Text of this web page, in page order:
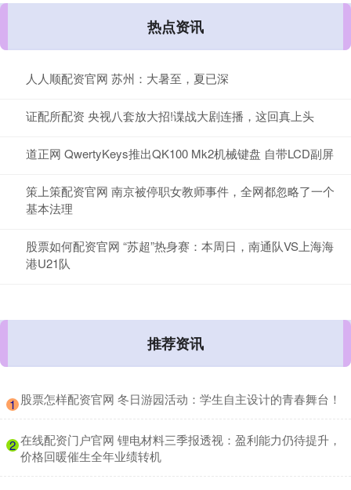
热点资讯
人人顺配资官网 苏州：大暑至，夏已深
证配所配资 央视八套放大招!谍战大剧连播，这回真上头
道正网 QwertyKeys推出QK100 Mk2机械键盘 自带LCD副屏
策上策配资官网 南京被停职女教师事件，全网都忽略了一个
基本法理
股票如何配资官网 “苏超”热身赛：本周日，南通队VS上海海
港U21队
推荐资讯
1 ​股票怎样配资官网 冬日游园活动：学生自主设计的青春舞台！
2 ​在线配资门户官网 锂电材料三季报透视：盈利能力仍待提升，
价格回暖催生全年业绩转机